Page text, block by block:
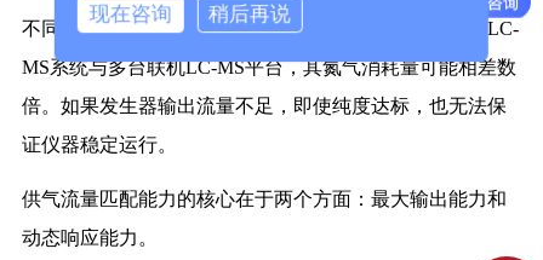
不同类型的质谱仪对氮气流量需求差异较大。例如单台LC-
MS系统与多台联机LC-MS平台，其氮气消耗量可能相差数
倍。如果发生器输出流量不足，即使纯度达标，也无法保
证仪器稳定运行。
供气流量匹配能力的核心在于两个方面：最大输出能力和
动态响应能力。
现在咨询 稍后再说